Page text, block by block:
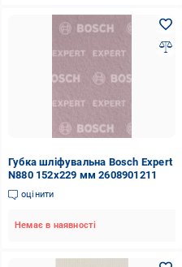
Губка шліфувальна Bosch Expert
N880 152х229 мм 2608901211
оцінити
Немає в наявності